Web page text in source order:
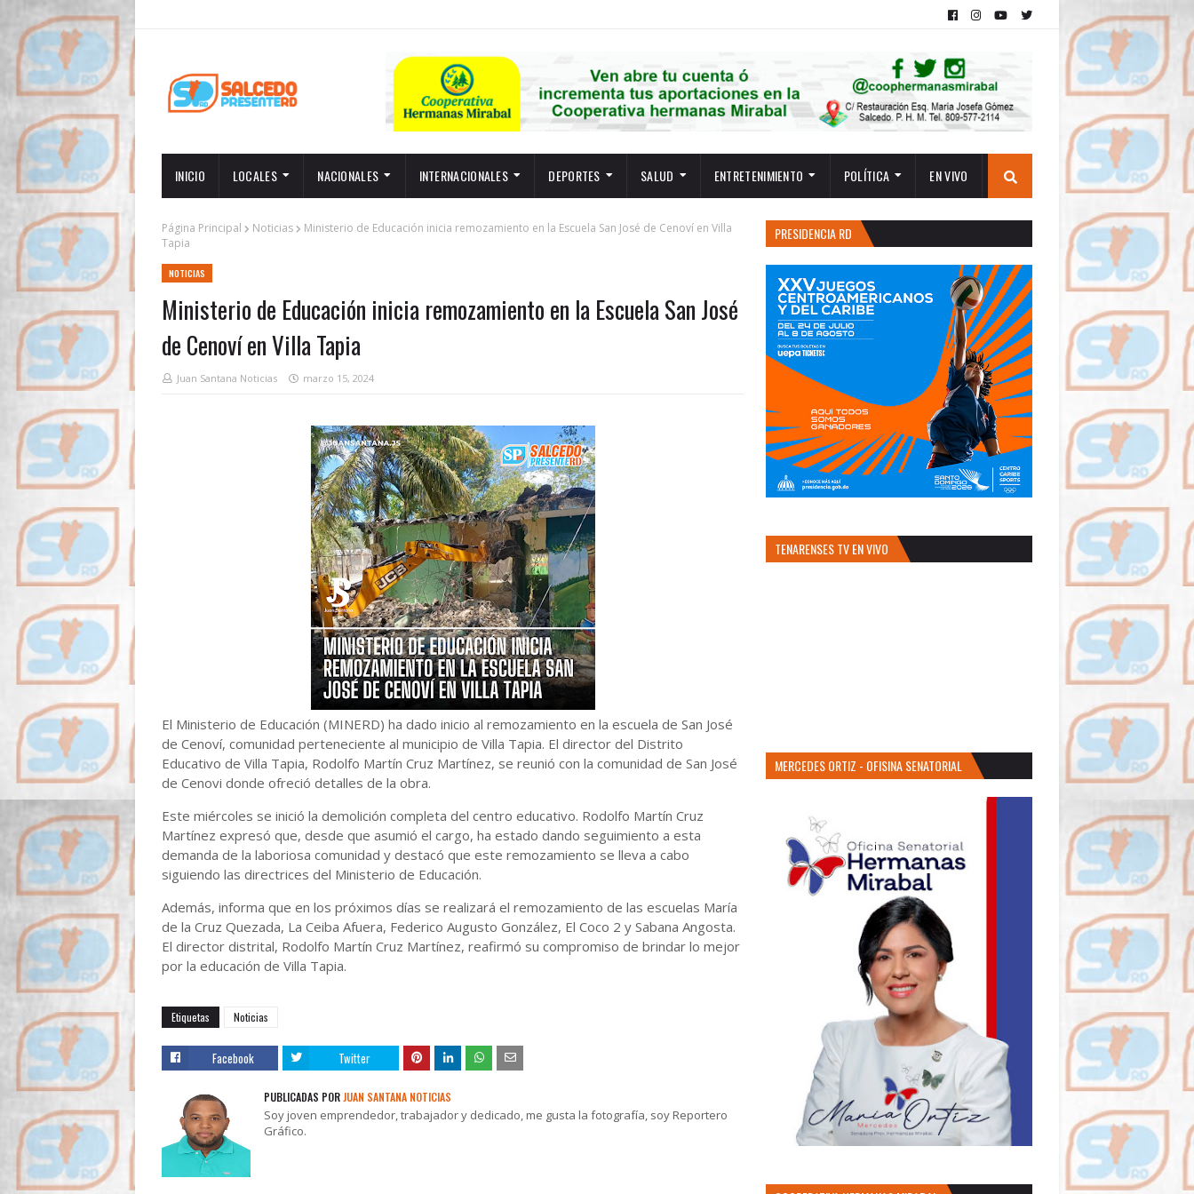
INICIO LOCALES NACIONALES INTERNACIONALES DEPORTES SALUD ENTRETENIMIENTO POLÍTICA EN VIVO
Página Principal Noticias
Ministerio de Educación inicia remozamiento en la Escuela San José de Cenoví en Villa
Tapia
NOTICIAS
Ministerio de Educación inicia remozamiento en la Escuela San José
de Cenoví en Villa Tapia
Juan Santana Noticias marzo 15, 2024
El Ministerio de Educación (MINERD) ha dado inicio al remozamiento en la escuela de San José
de Cenoví, comunidad perteneciente al municipio de Villa Tapia. El director del Distrito
Educativo de Villa Tapia, Rodolfo Martín Cruz Martínez, se reunió con la comunidad de San José
de Cenovi donde ofreció detalles de la obra.
Este miércoles se inició la demolición completa del centro educativo. Rodolfo Martín Cruz
Martínez expresó que, desde que asumió el cargo, ha estado dando seguimiento a esta
demanda de la laboriosa comunidad y destacó que este remozamiento se lleva a cabo
siguiendo las directrices del Ministerio de Educación.
Además, informa que en los próximos días se realizará el remozamiento de las escuelas María
de la Cruz Quezada, La Ceiba Afuera, Federico Augusto González, El Coco 2 y Sabana Angosta.
El director distrital, Rodolfo Martín Cruz Martínez, reafirmó su compromiso de brindar lo mejor
por la educación de Villa Tapia.
Etiquetas Noticias
Facebook Twitter
PUBLICADAS PORJUAN SANTANA NOTICIAS
Soy joven emprendedor, trabajador y dedicado, me gusta la fotografía, soy Reportero
Gráfico.
PRESIDENCIA RD
TENARENSES TV EN VIVO
MERCEDES ORTIZ - OFISINA SENATORIAL